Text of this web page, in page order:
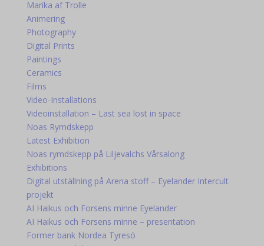
Marika af Trolle
Animering
Photography
Digital Prints
Paintings
Ceramics
Films
Video-Installations
Videoinstallation – Last sea lost in space
Noas Rymdskepp
Latest Exhibition
Noas rymdskepp på Liljevalchs Vårsalong
Exhibitions
Digital utställning på Arena stoff – Eyelander Intercult
projekt
AI Haikus och Forsens minne Eyelander
AI Haikus och Forsens minne – presentation
Former bank Nordea Tyresö